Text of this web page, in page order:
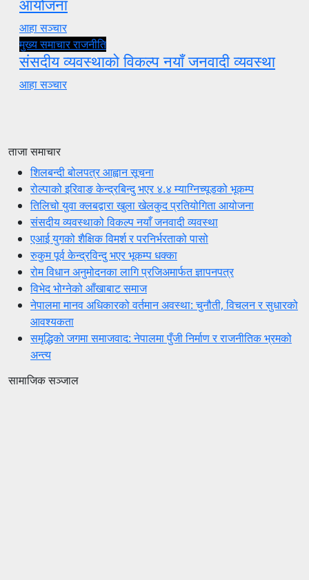
आयोजना
आहा सञ्चार
मुख्य समाचारराजनीति
संसदीय व्यवस्थाको विकल्प नयाँ जनवादी व्यवस्था
आहा सञ्चार
ताजा समाचार
शिलबन्दी बोलपत्र आह्वान सूचना
रोल्पाको इरिवाङ केन्द्रबिन्दु भएर ४.४ म्याग्निच्यूडको भूकम्प
तिलिचो युवा क्लबद्वारा खुला खेलकुद प्रतियोगिता आयोजना
संसदीय व्यवस्थाको विकल्प नयाँ जनवादी व्यवस्था
एआई युगको शैक्षिक विमर्श र परनिर्भरताको पासो
रुकुम पूर्व केन्द्रविन्दु भएर भूकम्प धक्का
रोम विधान अनुमोदनका लागि प्रजिअमार्फत ज्ञापनपत्र
विभेद भोग्नेको आँखाबाट समाज
नेपालमा मानव अधिकारको वर्तमान अवस्था: चुनौती, विचलन र सुधारको
आवश्यकता
समृद्धिको जगमा समाजवाद: नेपालमा पुँजी निर्माण र राजनीतिक भ्रमको
अन्त्य
सामाजिक सञ्जाल